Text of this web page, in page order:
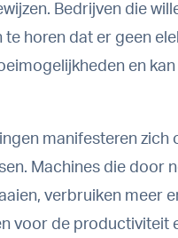
Bedrijven die
te horen dat er geen
en
manifesteren zich
Machines die door
verbruiken meer
voor de productiviteit